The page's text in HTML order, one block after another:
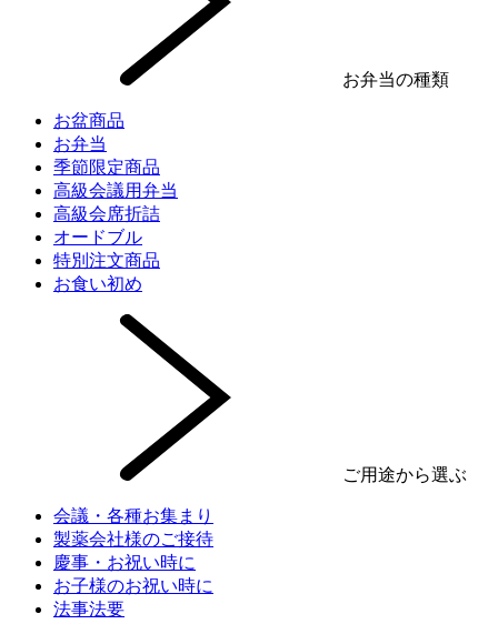
お弁当の種類
お盆商品
お弁当
季節限定商品
高級会議用弁当
高級会席折詰
オードブル
特別注文商品
お食い初め
ご用途から選ぶ
会議・各種お集まり
製薬会社様のご接待
慶事・お祝い時に
お子様のお祝い時に
法事法要